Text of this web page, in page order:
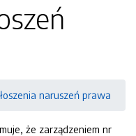
naruszeń prawa
że zarządzeniem nr